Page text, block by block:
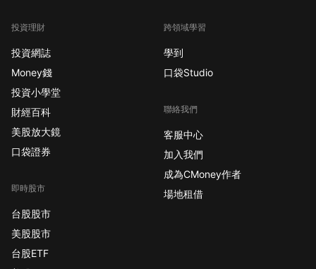
投資理財
投資網誌
Money錢
投資小學堂
財經百科
美股放大鏡
口袋證券
即時股市
台股股市
美股股市
台股ETF
跨領域學習
學到
口袋Studio
聯絡我們
客服中心
加入我們
成為CMoney作者
場地租借